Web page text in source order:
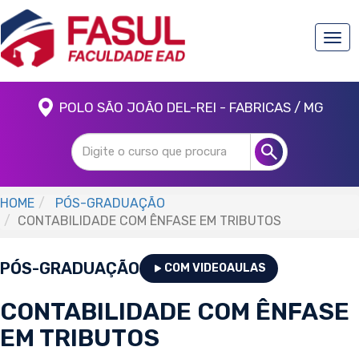
POLO SÃO JOÃO DEL-REI - FABRICAS / MG
HOME
PÓS-GRADUAÇÃO
CONTABILIDADE COM ÊNFASE EM TRIBUTOS
PÓS-GRADUAÇÃO COM VIDEOAULAS
CONTABILIDADE COM ÊNFASE
EM TRIBUTOS